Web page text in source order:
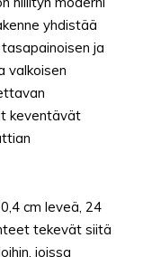
yhdistää
ja
valkoisen
keventävät
cm leveä, 24
tekevät siitä
joissa